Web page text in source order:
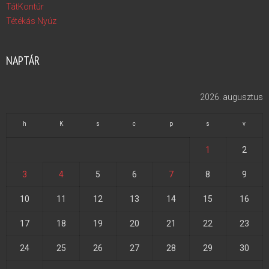
TátKontúr
Tétékás Nyúz
NAPTÁR
2026. augusztus
h K s c p s v
1 2
3 4 5 6 7 8 9
10 11 12 13 14 15 16
17 18 19 20 21 22 23
24 25 26 27 28 29 30